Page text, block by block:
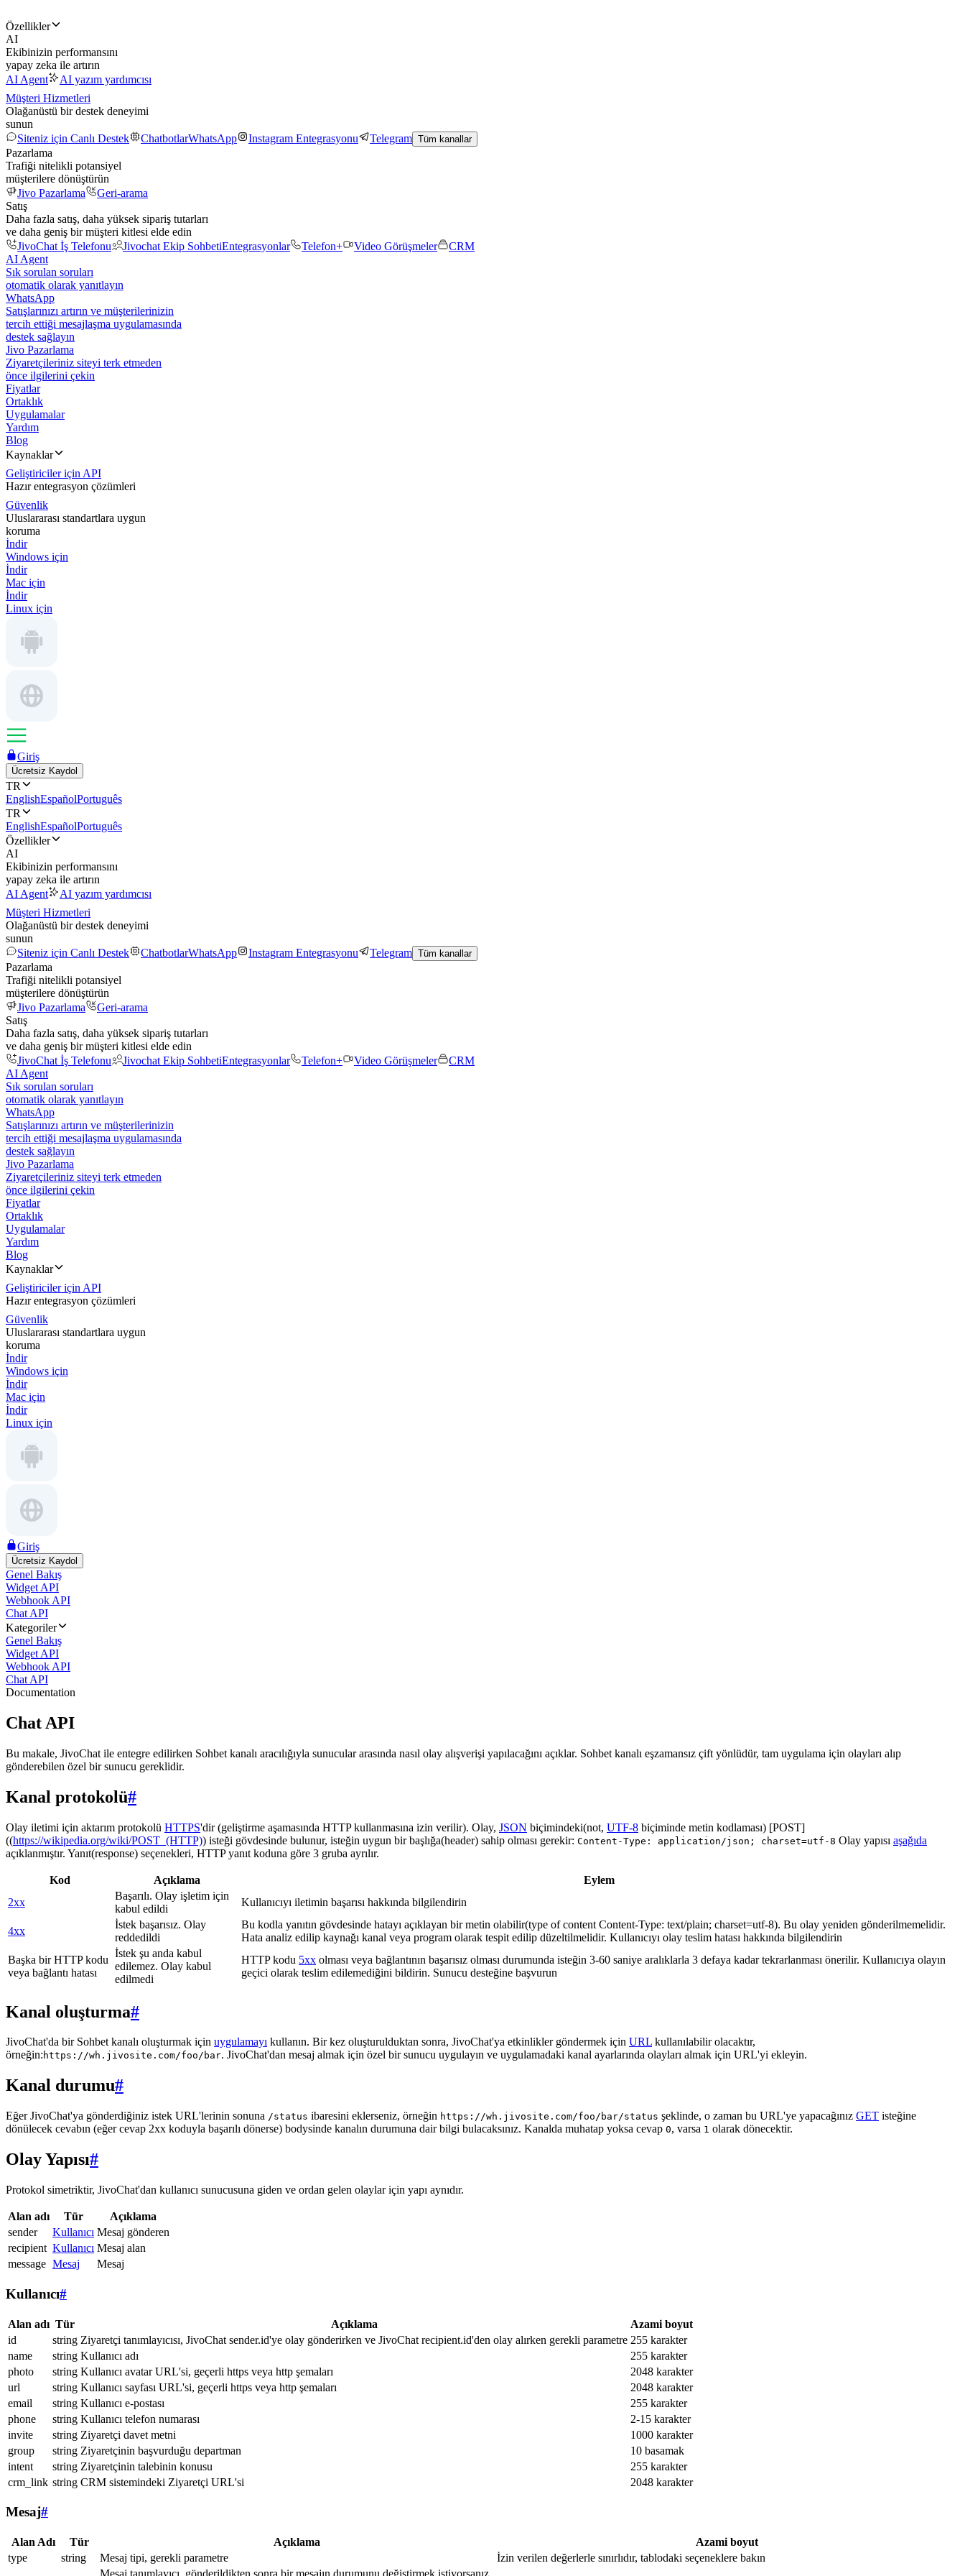
Özellikler
AI
Ekibinizin performansını
yapay zeka ile artırın
AI Agent
AI yazım yardımcısı
Müşteri Hizmetleri
Olağanüstü bir destek deneyimi
sunun
Siteniz için Canlı Destek
ChatbotlarWhatsApp Instagram Entegrasyonu Telegram Tüm kanallar
Pazarlama
Trafiği nitelikli potansiyel
müşterilere dönüştürün
Jivo Pazarlama
Geri-arama
Satış
Daha fazla satış, daha yüksek sipariş tutarları
ve daha geniş bir müşteri kitlesi elde edin
JivoChat İş Telefonu
Jivochat Ekip SohbetiEntegrasyonlar Telefon+ Video Görüşmeler
CRM
AI Agent
Sık sorulan soruları
otomatik olarak yanıtlayın
WhatsApp
Satışlarınızı artırın ve müşterilerinizin
tercih ettiği mesajlaşma uygulamasında
destek sağlayın
Jivo Pazarlama
Ziyaretçileriniz siteyi terk etmeden
önce ilgilerini çekin
Fiyatlar
Ortaklık
Uygulamalar
Yardım
Blog
Kaynaklar
Geliştiriciler için API
Hazır entegrasyon çözümleri
Güvenlik
Uluslararası standartlara uygun
koruma
İndir
Windows için
İndir
Mac için
İndir
Linux için
Giriş
Ücretsiz Kaydol
TR
EnglishEspañolPortuguês
TR
EnglishEspañolPortuguês
Özellikler
AI
Ekibinizin performansını
yapay zeka ile artırın
AI Agent
AI yazım yardımcısı
Müşteri Hizmetleri
Olağanüstü bir destek deneyimi
sunun
Siteniz için Canlı Destek
ChatbotlarWhatsApp Instagram Entegrasyonu Telegram Tüm kanallar
Pazarlama
Trafiği nitelikli potansiyel
müşterilere dönüştürün
Jivo Pazarlama
Geri-arama
Satış
Daha fazla satış, daha yüksek sipariş tutarları
ve daha geniş bir müşteri kitlesi elde edin
JivoChat İş Telefonu
Jivochat Ekip SohbetiEntegrasyonlar Telefon+ Video Görüşmeler
CRM
AI Agent
Sık sorulan soruları
otomatik olarak yanıtlayın
WhatsApp
Satışlarınızı artırın ve müşterilerinizin
tercih ettiği mesajlaşma uygulamasında
destek sağlayın
Jivo Pazarlama
Ziyaretçileriniz siteyi terk etmeden
önce ilgilerini çekin
Fiyatlar
Ortaklık
Uygulamalar
Yardım
Blog
Kaynaklar
Geliştiriciler için API
Hazır entegrasyon çözümleri
Güvenlik
Uluslararası standartlara uygun
koruma
İndir
Windows için
İndir
Mac için
İndir
Linux için
Giriş
Ücretsiz Kaydol
Genel Bakış
Widget API
Webhook API
Chat API
Kategoriler
Genel Bakış
Widget API
Webhook API
Chat API
Documentation
Chat API
Bu makale, JivoChat ile entegre edilirken Sohbet kanalı aracılığıyla sunucular arasında nasıl olay alışverişi yapılacağını açıklar. Sohbet kanalı eşzamansız çift yönlüdür, tam uygulama için olayları alıp
gönderebilen özel bir sunucu gereklidir.
Kanal protokolü#
Olay iletimi için aktarım protokolü HTTPS'dir (geliştirme aşamasında HTTP kullanmasına izin verilir). Olay, JSON biçimindeki(not, UTF-8 biçiminde metin kodlaması) [POST]
((https://wikipedia.org/wiki/POST_(HTTP)) isteği gövdesinde bulunur, isteğin uygun bir başlığa(header) sahip olması gerekir: Content-Type: application/json; charset=utf-8 Olay yapısı aşağıda
açıklanmıştır. Yanıt(response) seçenekleri, HTTP yanıt koduna göre 3 gruba ayrılır.
Kod Açıklama
Eylem
2xx
Başarılı. Olay işletim için
kabul edildi
Kullanıcıyı iletimin başarısı hakkında bilgilendirin
4xx
İstek başarısız. Olay
reddedildi
Bu kodla yanıtın gövdesinde hatayı açıklayan bir metin olabilir(type of content Content-Type: text/plain; charset=utf-8). Bu olay yeniden gönderilmemelidir.
Hata analiz edilip kaynağı kanal veya program olarak tespit edilip düzeltilmelidir. Kullanıcıyı olay teslim hatası hakkında bilgilendirin
Başka bir HTTP kodu
veya bağlantı hatası
İstek şu anda kabul
edilemez. Olay kabul
edilmedi
HTTP kodu 5xx olması veya bağlantının başarısız olması durumunda isteğin 3-60 saniye aralıklarla 3 defaya kadar tekrarlanması önerilir. Kullanıcıya olayın
geçici olarak teslim edilemediğini bildirin. Sunucu desteğine başvurun
Kanal oluşturma#
JivoChat'da bir Sohbet kanalı oluşturmak için uygulamayı kullanın. Bir kez oluşturulduktan sonra, JivoChat'ya etkinlikler göndermek için URL kullanılabilir olacaktır,
örneğin: https://wh.jivosite.com/foo/bar. JivoChat'dan mesaj almak için özel bir sunucu uygulayın ve uygulamadaki kanal ayarlarında olayları almak için URL'yi ekleyin.
Kanal durumu#
Eğer JivoChat'ya gönderdiğiniz istek URL'lerinin sonuna /status ibaresini eklerseniz, örneğin https://wh.jivosite.com/foo/bar/status şeklinde, o zaman bu URL'ye yapacağınız GET isteğine
dönülecek cevabın (eğer cevap 2xx koduyla başarılı dönerse) bodysinde kanalın durumuna dair bilgi bulacaksınız. Kanalda muhatap yoksa cevap 0, varsa 1 olarak dönecektir.
Olay Yapısı#
Protokol simetriktir, JivoChat'dan kullanıcı sunucusuna giden ve ordan gelen olaylar için yapı aynıdır.
Alan adı Tür
Açıklama
sender
Kullanıcı Mesaj gönderen
recipient Kullanıcı Mesaj alan
message Mesaj Mesaj
Kullanıcı#
Alan adı Tür Açıklama
Azami boyut
id
string Ziyaretçi tanımlayıcısı, JivoChat sender.id'ye olay gönderirken ve JivoChat recipient.id'den olay alırken gerekli parametre 255 karakter
name
string Kullanıcı adı
255 karakter
photo
string Kullanıcı avatar URL'si, geçerli https veya http şemaları
2048 karakter
url
string Kullanıcı sayfası URL'si, geçerli https veya http şemaları
2048 karakter
email
string Kullanıcı e-postası
255 karakter
phone
string Kullanıcı telefon numarası
2-15 karakter
invite
string Ziyaretçi davet metni
1000 karakter
group
string Ziyaretçinin başvurduğu departman
10 basamak
intent
string Ziyaretçinin talebinin konusu
255 karakter
crm_link string CRM sistemindeki Ziyaretçi URL'si 2048 karakter
Mesaj#
Alan Adı Tür Açıklama
Azami boyut
type
string Mesaj tipi, gerekli parametre
İzin verilen değerlerle sınırlıdır, tablodaki seçeneklere bakın
Mesaj tanımlayıcı, gönderildikten sonra bir mesajın durumunu değiştirmek istiyorsanız